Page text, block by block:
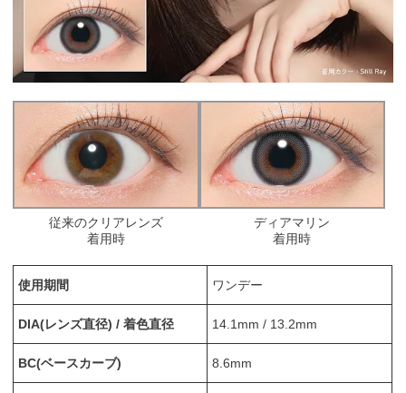
従来のクリアレンズ
着用時
ディアマリン
着用時
使用期間 ワンデー
DIA(レンズ直径) / 着色直径 14.1mm / 13.2mm
BC(ベースカーブ) 8.6mm